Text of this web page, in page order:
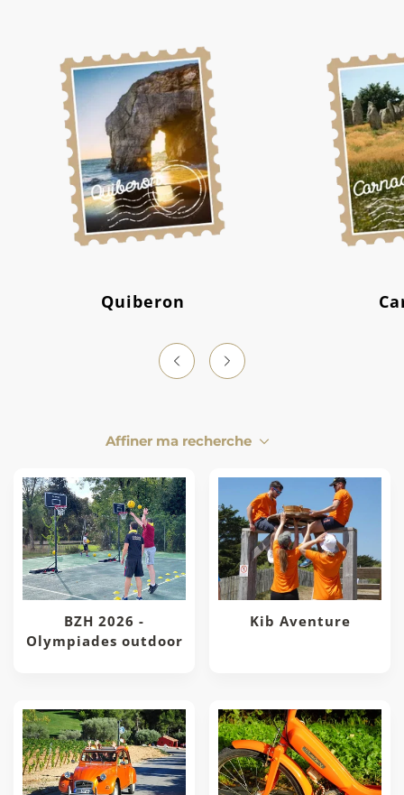
Quiberon
Affiner ma recherche
BZH 2026 -
Olympiades outdoor
Kib Aventure